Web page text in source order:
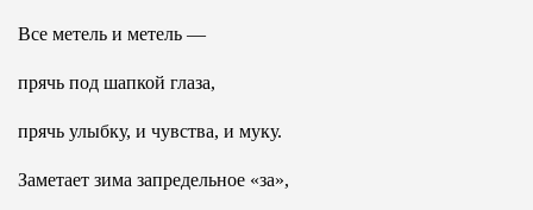
Все метель и метель —
прячь под шапкой глаза,
прячь улыбку, и чувства, и муку.
Заметает зима запредельное «за»,